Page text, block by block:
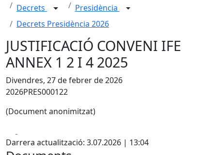
Decrets
Presidència
Decrets Presidència 2026
JUSTIFICACIÓ CONVENI IFE
ANNEX 1 2 I 4 2025
Divendres, 27 de febrer de 2026
2026PRES000122
(Document anonimitzat)
Darrera actualització: 3.07.2026 | 13:04